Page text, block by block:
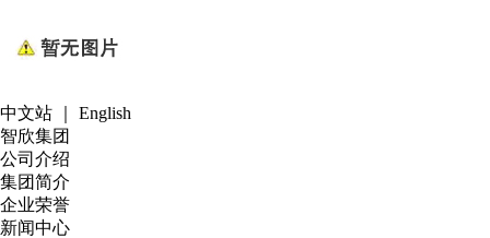
中文站
English
智欣集团
公司介绍
集团简介
企业荣誉
新闻中心